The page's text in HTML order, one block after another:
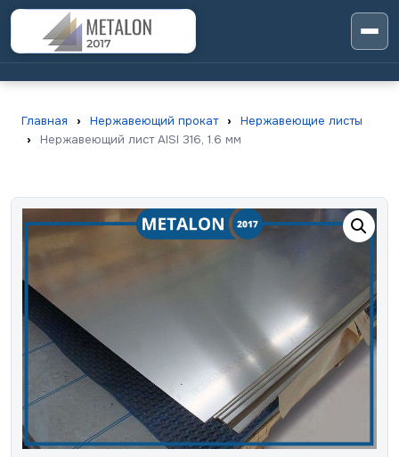
Главная › Нержавеющий прокат ›
Нержавеющие листы
›
Нержавеющий лист AISI 316, 1.6 мм